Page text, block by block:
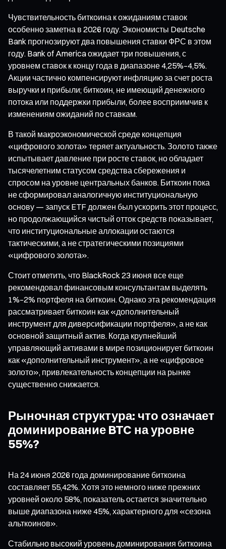
Чувствительность биткоина к ожиданиям ставок
особенно заметна в 2026 году. Экономисты Deutsche
Bank прогнозируют два повышения ставки ФРС в этом
году. Bank of America ожидает три повышения, с
уровнем ставок к концу года в диапазоне 4,25%–4,5%.
Акции частично компенсируют инфляцию за счет роста
выручки и прибыли; биткоин, не имеющий денежного
потока или поддержки прибыли, более восприимчив к
изменениям ожиданий по ставкам.
В такой макроэкономической среде концепция
«цифрового золота» теряет актуальность. Золото также
испытывает давление при росте ставок, но обладает
тысячелетним статусом средства сбережения и
спросом на уровне центральных банков. Биткоин пока
не сформировал аналогичную институциональную
основу — запуск ETF должен был ускорить этот процесс,
но продолжающийся чистый отток средств показывает,
что институциональные аллокации остаются
тактическими, а не стратегическими позициями
«цифрового золота».
Стоит отметить, что BlackRock 23 июня все еще
рекомендовал финансовым консультантам выделять
1%–2% портфеля на биткоин. Однако эта рекомендация
рассматривает биткоин как «дополнительный
инструмент для диверсификации портфеля», а не как
основной защитный актив. Когда крупнейший
управляющий активами в мире позиционирует биткоин
как «дополнительный инструмент», а не «цифровое
золото», привлекательность концепции на рынке
существенно снижается.
Рыночная структура: что означает
доминирование BTC на уровне
55%?
На 24 июня 2026 года доминирование биткоина
составляет 55,42%. Хотя это немного ниже прежних
уровней около 58%, показатель остается значительно
выше диапазона ниже 45%, характерного для «сезона
альткоинов».
Стабильно высокий уровень доминирования биткоина